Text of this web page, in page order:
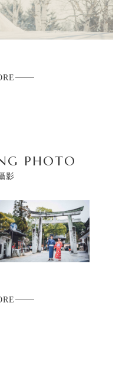
PHOTO
影